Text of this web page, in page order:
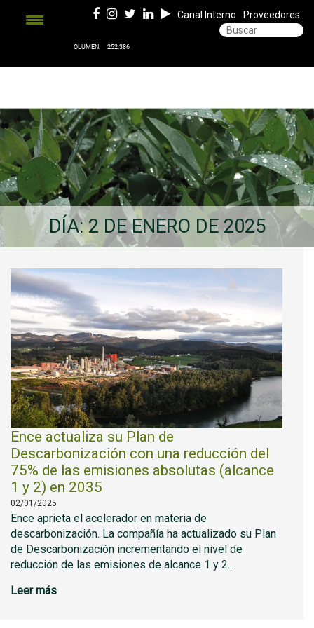
Canal Interno Proveedores
DÍA:2 DE ENERO DE 2025
Ence actualiza su Plan de
Descarbonización con una reducción del
75% de las emisiones absolutas (alcance
1 y 2) en 2035
02/01/2025
Ence aprieta el acelerador en materia de
descarbonización. La compañía ha actualizado su Plan
de Descarbonización incrementando el nivel de
reducción de las emisiones de alcance 1 y 2...
Leer más